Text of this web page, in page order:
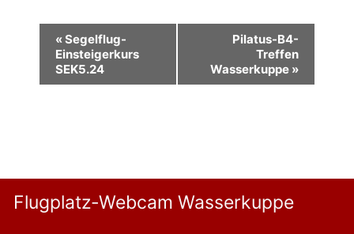
a
l
«Segelflug-
Einsteigerkurs
SEK5.24
Pilatus-B4-
Treffen
Wasserkuppe »
Flugplatz-Webcam Wasserkuppe